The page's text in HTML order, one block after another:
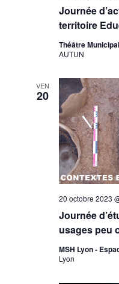
Journée
territoire
Théâtre
AUTUN
VEN
20
Journée
usages peu
20 octobre 2023
MSH Lyon -
Lyon